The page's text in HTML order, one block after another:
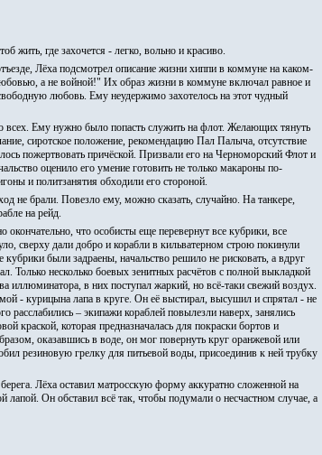
жить, где захочется - легко, вольно и красиво.
Лёха подсмотрел описание жизни хиппи в коммуне на каком-
а не войной!" Их образ жизни в коммуне включал равное и
любовь. Ему неудержимо захотелось на этот чудный
всех. Ему нужно было попасть служить на флот. Желающих тянуть
сиротское положение, рекомендацию Пал Палыча, отсутствие
пожертвовать причёской. Призвали его на Черноморский Флот и
оценило его умение готовить не только макароны по-
и политзанятия обходили его стороной.
не брали. Повезло ему, можно сказать, случайно. На танкере,
на рейд.
что особисты еще перевернут все кубрики, все
сверху дали добро и корабли в кильватерном строю покинули
были задраены, начальство решило не рисковать, а вдруг
Только несколько боевых зенитных расчётов с полной выкладкой
иллюминатора, в них поступал жаркий, но всё-таки свежий воздух.
- курицына лапа в круге. Он её выстирал, высушил и спрятал - не
– экипажи кораблей повылезли наверх, занялись
краской, которая предназначалась для покраски бортов и
оказавшись в воде, он мог повернуть круг оранжевой или
резиновую грелку для питьевой воды, присоединив к ней трубку
Лёха оставил матросскую форму аккуратно сложенной на
Он обставил всё так, чтобы подумали о несчастном случае, а